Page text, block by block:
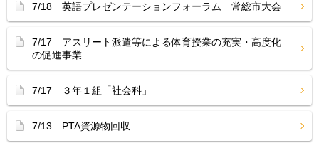
7/18 英語プレゼンテーションフォーラム 常総市大会
7/17 アスリート派遣等による体育授業の充実・高度化
の促進事業
7/17 ３年１組「社会科」
7/13 PTA資源物回収